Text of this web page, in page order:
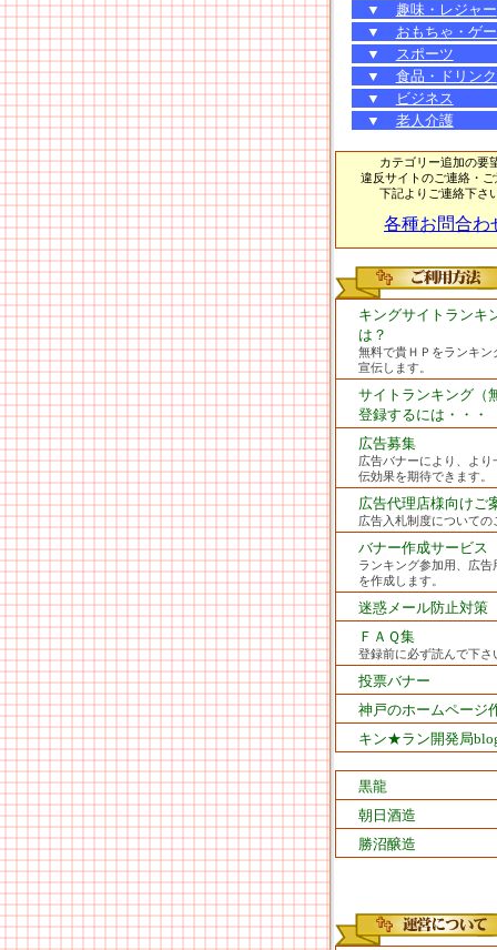
▼
趣味・レジャー
▼
おもちゃ・ゲ
▼
スポーツ
▼
食品・ドリンク
▼
ビジネス
▼
老人介護
カテゴリー追加の要
違反サイトのご連絡・
下記よりご連絡下さ
各種お問合わ
キングサイトランキ
は？
無料で貴ＨＰをランキン
宣伝します。
サイトランキング（
登録するには・・・
広告募集
広告バナーにより、より
伝効果を期待できます。
広告代理店様向けご
広告入札制度についての
バナー作成サービス
ランキング参加用、広告
を作成します。
迷惑メール防止対策
ＦＡＱ集
登録前に必ず読んで下さ
投票バナー
神戸のホームページ
キン★ラン開発局
黒龍
朝日酒造
勝沼醸造